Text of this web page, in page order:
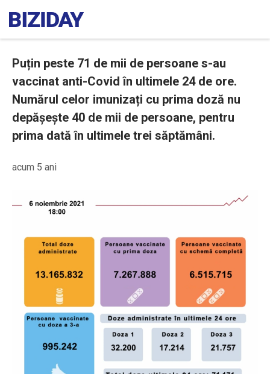
Puțin peste 71 de mii de persoane s-au
vaccinat anti-Covid în ultimele 24 de ore.
Numărul celor imunizați cu prima doză nu
depășește 40 de mii de persoane, pentru
prima dată în ultimele trei săptămâni.
acum 5 ani